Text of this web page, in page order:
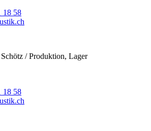
18 58
/ Produktion, Lager
18 58